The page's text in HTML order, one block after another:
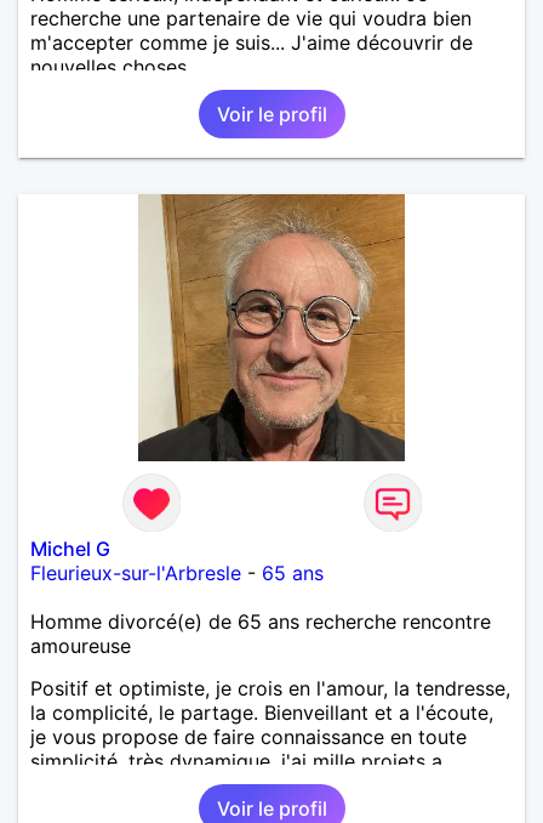
recherche une partenaire de vie qui voudra bien
m'accepter comme je suis... J'aime découvrir de
nouvelles choses...
Voir le profil
Michel G
Fleurieux-sur-l'Arbresle - 65 ans
Homme divorcé(e) de 65 ans recherche rencontre
amoureuse
Positif et optimiste, je crois en l'amour, la tendresse,
la complicité, le partage. Bienveillant et a l'écoute,
je vous propose de faire connaissance en toute
simplicité. très dynamique, j'ai mille projets a
partager, sans jamais les imposer, et partager les
vôtres si vous le voulez bien.
Voir le profil